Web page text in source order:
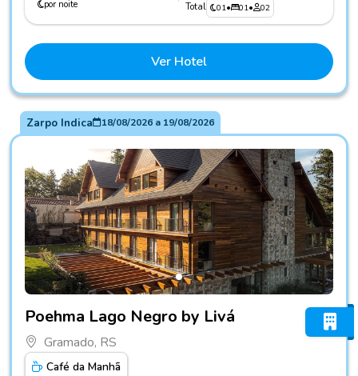
por noite Total 01• 01• 02
Ver Hotel
Zarpo Indica 18/08/2026a 19/08/2026
Poehma Lago Negro by Livá
Gramado, RS
Café da Manhã